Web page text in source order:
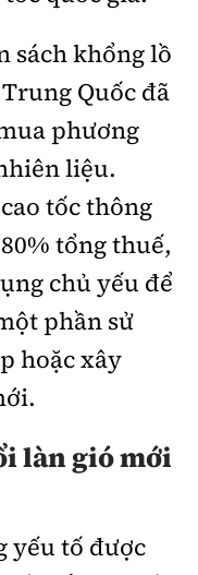
sách khổng lồ
Quốc đã
phương
liệu.
tốc thông
tổng thuế,
chủ yếu để
phần sử
hoặc xây
làn gió mới
yếu tố được